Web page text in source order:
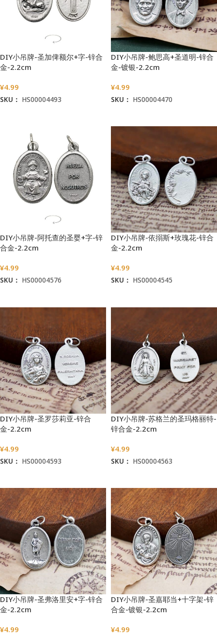
DIY小吊牌-圣加俾额尔+字-锌合
金-2.2cm
¥4.99
SKU： HS00004493
DIY小吊牌-鲍思高+圣道明-锌合
金-镀银-2.2cm
¥4.99
SKU： HS00004470
DIY小吊牌-阿托查的圣婴+字-锌
合金-2.2cm
¥4.99
SKU： HS00004576
DIY小吊牌-依搦斯+玫瑰花-锌合
金-2.2cm
¥4.99
SKU： HS00004545
DIY小吊牌-圣罗莎莉亚-锌合
金-2.2cm
¥4.99
SKU： HS00004593
DIY小吊牌-苏格兰的圣玛格丽特-
锌合金-2.2cm
¥4.99
SKU： HS00004563
DIY小吊牌-圣弗洛里安+字-锌合
金-2.2cm
¥4.99
DIY小吊牌-圣嘉耶当+十字架-锌
合金-镀银-2.2cm
¥4.99